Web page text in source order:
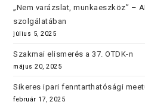
„Nem varázslat, munkaeszköz” –
szolgálatában
július 5, 2025
Szakmai elismerés a 37. OTDK-n
május 20, 2025
Sikeres ipari fenntarthatósági
február 17, 2025